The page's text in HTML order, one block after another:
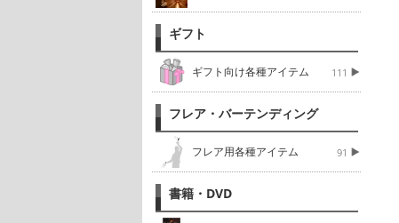
ギフト
ギフト向け各種アイテム 111
フレア・バーテンディング
フレア用各種アイテム 91
書籍・DVD